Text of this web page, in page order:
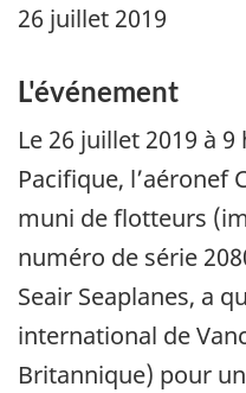
26 juillet 2019
L'événement
Le 26 juillet 2019 à
Pacifique, l’aéronef
muni de flotteurs
numéro de série
Seair Seaplanes, a
international de
Britannique) pour